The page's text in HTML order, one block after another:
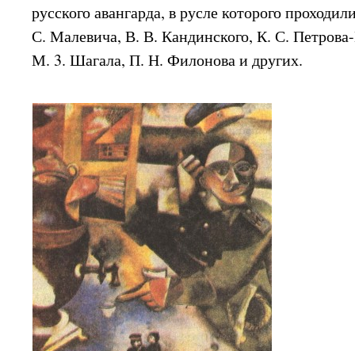
русского авангарда, в русле которого
С. Малевича, В. В. Кандинского, К. С.
М. 3. Шагала, П. Н. Филонова и других.